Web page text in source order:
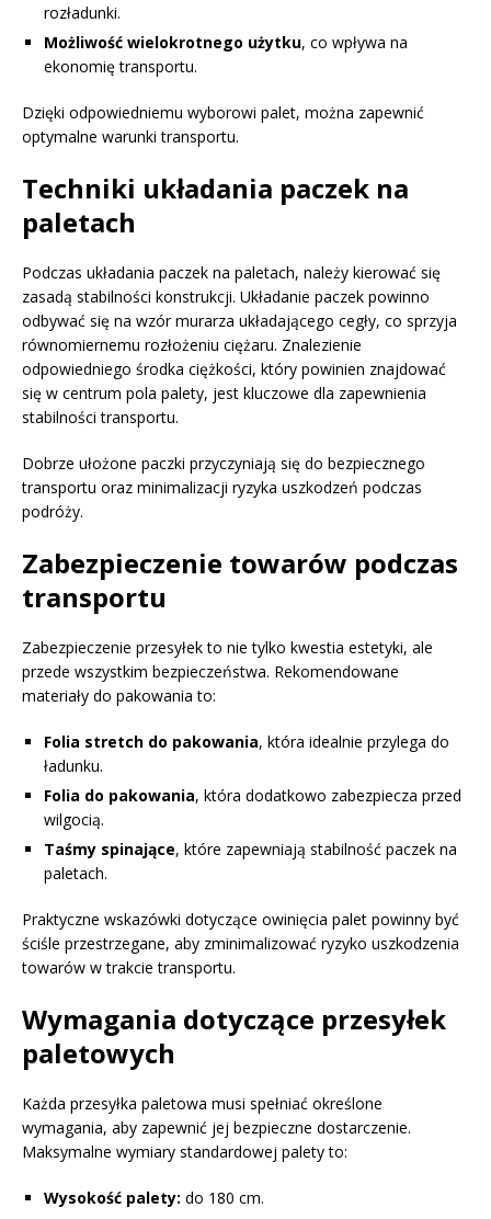
rozładunki.
Możliwość wielokrotnego użytku, co wpływa na
ekonomię transportu.
Dzięki odpowiedniemu wyborowi palet, można zapewnić
optymalne warunki transportu.
Techniki układania paczek na
paletach
Podczas układania paczek na paletach, należy kierować się
zasadą stabilności konstrukcji. Układanie paczek powinno
odbywać się na wzór murarza układającego cegły, co sprzyja
równomiernemu rozłożeniu ciężaru. Znalezienie
odpowiedniego środka ciężkości, który powinien znajdować
się w centrum pola palety, jest kluczowe dla zapewnienia
stabilności transportu.
Dobrze ułożone paczki przyczyniają się do bezpiecznego
transportu oraz minimalizacji ryzyka uszkodzeń podczas
podróży.
Zabezpieczenie towarów podczas
transportu
Zabezpieczenie przesyłek to nie tylko kwestia estetyki, ale
przede wszystkim bezpieczeństwa. Rekomendowane
materiały do pakowania to:
Folia stretch do pakowania, która idealnie przylega do
ładunku.
Folia do pakowania, która dodatkowo zabezpiecza przed
wilgocią.
Taśmy spinające, które zapewniają stabilność paczek na
paletach.
Praktyczne wskazówki dotyczące owinięcia palet powinny być
ściśle przestrzegane, aby zminimalizować ryzyko uszkodzenia
towarów w trakcie transportu.
Wymagania dotyczące przesyłek
paletowych
Każda przesyłka paletowa musi spełniać określone
wymagania, aby zapewnić jej bezpieczne dostarczenie.
Maksymalne wymiary standardowej palety to:
Wysokość palety: do 180 cm.